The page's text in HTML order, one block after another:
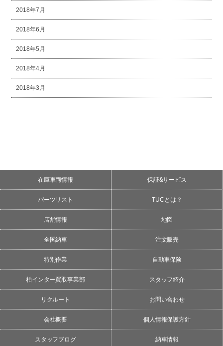
2018年7月
2018年6月
2018年5月
2018年4月
2018年3月
在庫車両情報 保証&サービス
パーツリスト TUCとは？
店舗情報 地図
全国納車 注文販売
特別作業 自動車保険
柏インター買取事業部 スタッフ紹介
リクルート お問い合わせ
会社概要 個人情報保護方針
スタッフブログ 納車情報